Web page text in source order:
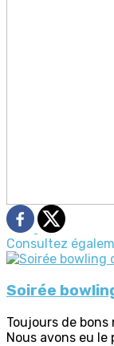
Consultez
Soirée
Toujours de
Nous avons eu